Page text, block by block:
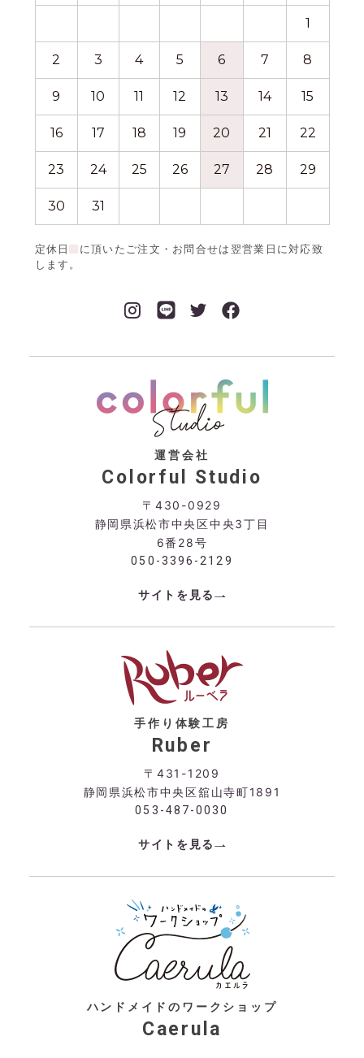
1
2 3 4 5 6 7 8
9 10 11 12 13 14 15
16 17 18 19 20 21 22
23 24 25 26 27 28 29
30 31
定休日
に頂いたご注文・お問合せは翌営業日に対応致
します。
運営会社
Colorful Studio
〒430-0929
静岡県浜松市中央区中央3丁目
6番28号
050-3396-2129
サイトを見る
手作り体験工房
Ruber
〒431-1209
静岡県浜松市中央区舘山寺町1891
053-487-0030
サイトを見る
ハンドメイドのワークショップ
Caerula